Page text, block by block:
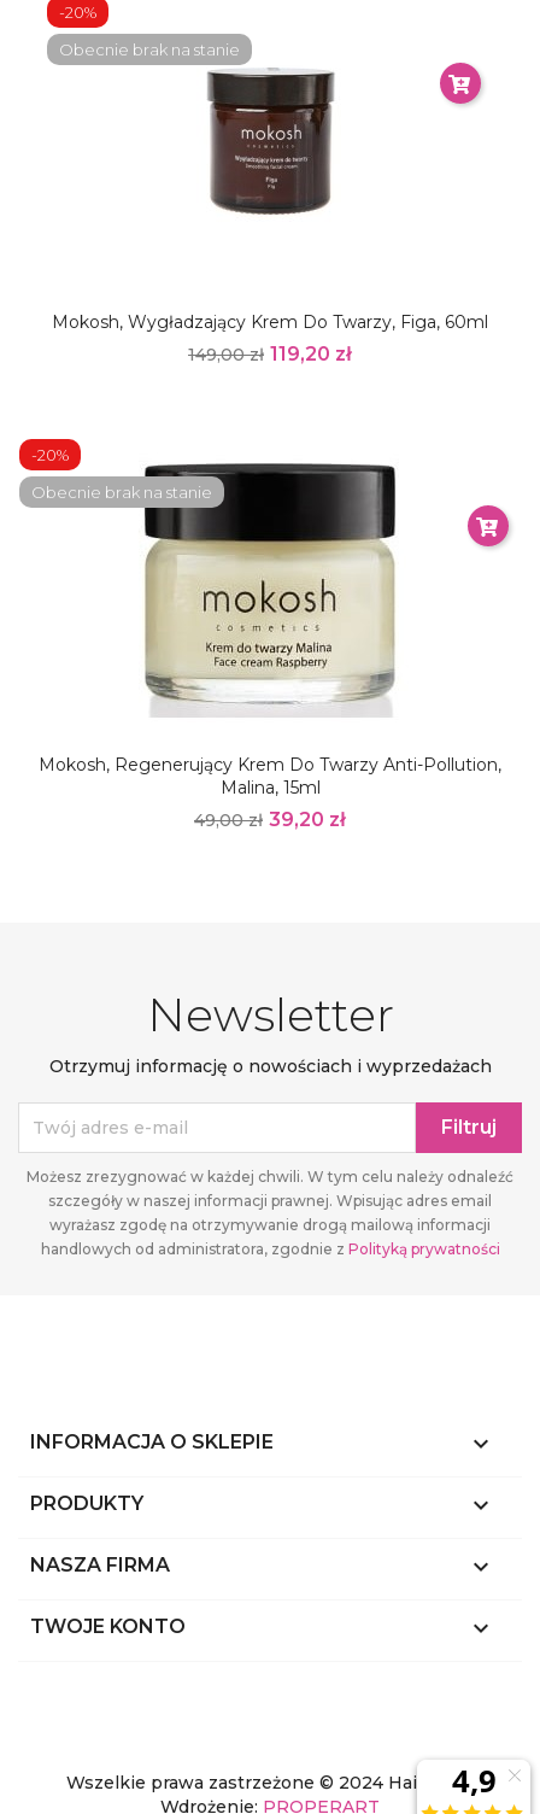
Mokosh, Wygładzający Krem Do Twarzy, Figa, 60ml
149,00 zł 119,20 zł
-20%
Obecnie brak na stanie
Mokosh, Regenerujący Krem Do Twarzy Anti-Pollution,
Malina, 15ml
49,00 zł 39,20 zł
-20%
Obecnie brak na stanie
Newsletter
Otrzymuj informację o nowościach i wyprzedażach
Możesz zrezygnować w każdej chwili. W tym celu należy odnaleźć
szczegóły w naszej informacji prawnej. Wpisując adres email
wyrażasz zgodę na otrzymywanie drogą mailową informacji
handlowych od administratora, zgodnie z Polityką prywatności
INFORMACJA O SKLEPIE keyboard_arrow_down
PRODUKTY 
NASZA FIRMA 
TWOJE KONTO 
Wszelkie prawa zastrzeżone © 2024 Hairstyl.pl
Wdrożenie: PROPERART